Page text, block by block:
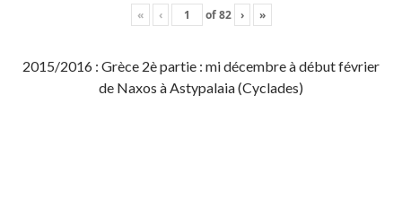
« ‹ of82 › »
2015/2016 : Grèce 2è partie : mi décembre à début février
de Naxos à Astypalaia (Cyclades)